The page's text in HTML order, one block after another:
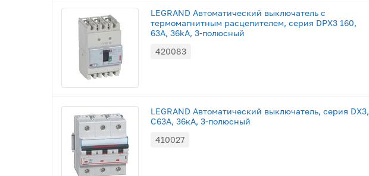
LEGRAND Автоматический выключатель с
термомагнитным расцепителем, серия DPX3 160,
63A, 36kA, 3-полюсный
420083
LEGRAND Автоматический выключатель, серия DX3,
C63A, 36кА, 3-полюсный
410027